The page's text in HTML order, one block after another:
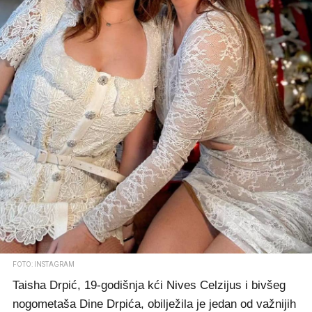
FOTO: INSTAGRAM
Taisha Drpić, 19-godišnja kći Nives Celzijus i bivšeg
nogometaša Dine Drpića, obilježila je jedan od važnijih